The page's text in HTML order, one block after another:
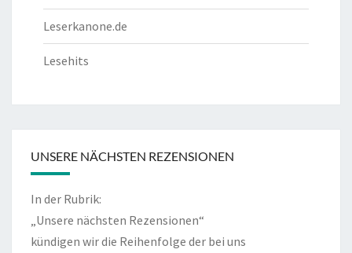
Leserkanone.de
Lesehits
UNSERE NÄCHSTEN REZENSIONEN
In der Rubrik:
„Unsere nächsten Rezensionen“
kündigen wir die Reihenfolge der bei uns